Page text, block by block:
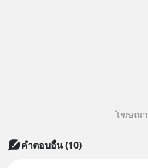
โฆษณา
คำตอบอื่น(10)